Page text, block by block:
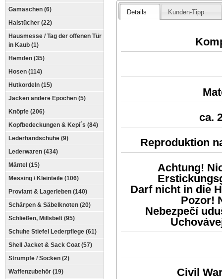
Gamaschen (6)
Halstücher (22)
Hausmesse / Tag der offenen Tür
in Kaub (1)
Hemden (35)
Hosen (114)
Hutkordeln (15)
Jacken andere Epochen (5)
Knöpfe (206)
Kopfbedeckungen & Kepi´s (84)
Lederhandschuhe (9)
Lederwaren (434)
Mäntel (15)
Messing / Kleinteile (106)
Proviant & Lagerleben (140)
Schärpen & Säbelknoten (20)
Schließen, Millsbelt (95)
Schuhe Stiefel Lederpflege (61)
Shell Jacket & Sack Coat (57)
Strümpfe / Socken (2)
Waffenzubehör (19)
Details Kunden-Tipp
ca.
Reproduktion
Achtung!
Darf nicht in die
Pozor!
Nebezpečí
Civil